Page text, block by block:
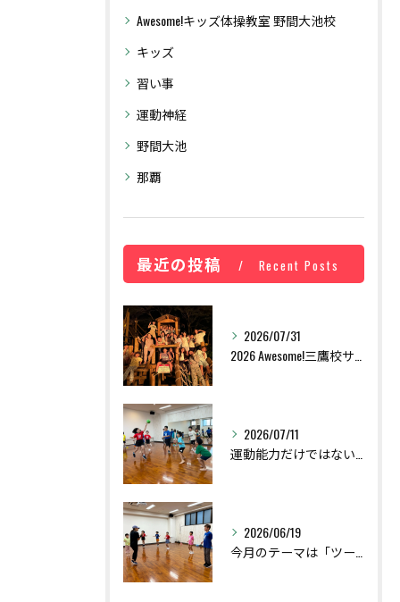
Awesome!キッズ体操​教室 野間大池校
キッズ
習い事
運動神経
野間大池
那覇
最近の投稿 Recent Posts
2026/07/31
2026/07/11
2026/06/19